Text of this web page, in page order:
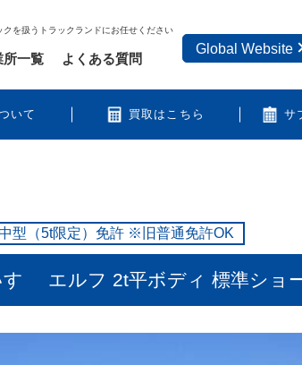
を扱うトラックランドにお任せください
いて 買取はこちら サ
所一覧 よくある質問
Global Website
型（5t限定）免許 ※旧普通免許OK
すゞ エルフ 2t平ボディ 標準シ